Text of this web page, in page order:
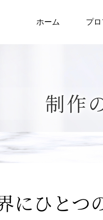
ホーム プ
制作
にひとつ